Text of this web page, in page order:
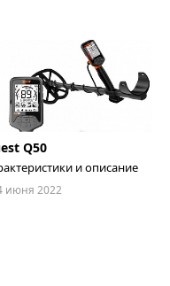
Q50
и описание
июня 2022